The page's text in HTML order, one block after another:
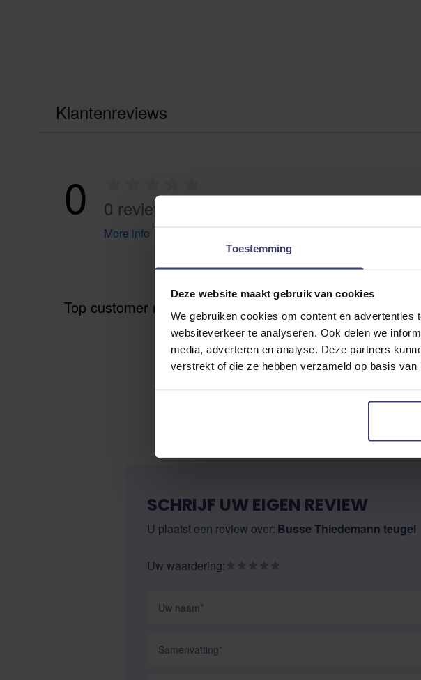
Toestemming
Deze website maakt gebruik van cookies
We gebruiken cookies om content en
websiteverkeer te analyseren. Ook delen we
media, adverteren en analyse. Deze partners
verstrekt of die ze hebben verzameld op basis van
Klantenreviews
0 0 reviews
More info
Top customer reviews
SCHRIJF UW EIGEN REVIEW
U plaatst een review over: Busse Thiedemann teugel
Uw waardering: